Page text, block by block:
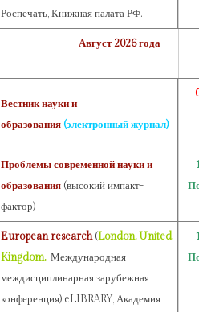
Роспечать, Книжная палата РФ.
Август 2026 года
Вестник науки и
образования (электронный журнал)
Проблемы современной науки и
образования (высокий импакт-
фактор)
European research(London. United
Kingdom. Международная
междисциплинарная зарубежная
конференция) eLIBRARY, Академия